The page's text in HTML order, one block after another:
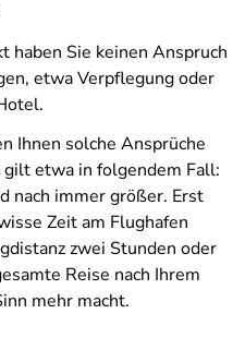
haben Sie keinen Anspruch
etwa Verpflegung oder
Ihnen solche Ansprüche
gilt etwa in folgendem Fall:
nach immer größer. Erst
Zeit am Flughafen
zwei Stunden oder
Reise nach Ihrem
mehr macht.